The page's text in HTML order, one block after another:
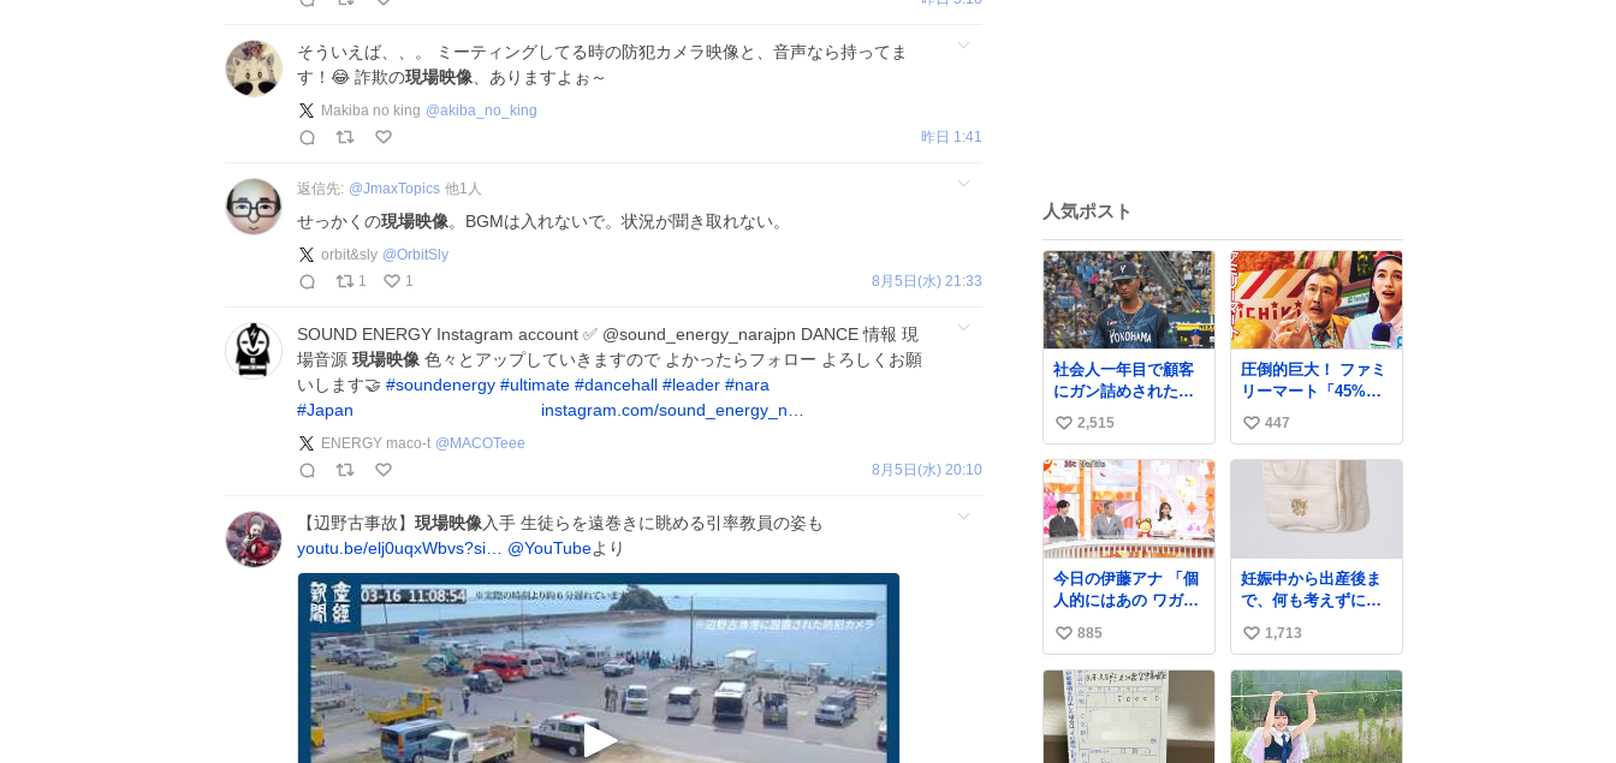
そういえば、、。 ミーティングしてる時の防犯カメラ映像と、音声なら持ってま
す！😂 詐欺の現場映像 、ありますよぉ～
Makiba no king @akiba_no_king
昨日 1:41
返信先: @JmaxTopics 他1 人
せっかくの現場映像。BGMは入れないで。状況が聞き取れない。
orbit&sly @OrbitSly
1
1 8月5日(水) 21:33
SOUND ENERGY Instagram account ✅ @sound_energy_narajpn DANCE 情報 現
場音源 現場映像 色々とアップしていきますので よかったらフォロー よろしくお願
いします🤝 #soundenergy #ultimate #dancehall #leader #nara
#Japan instagram.com/sound_energy_n…
ENERGY maco-t @ MACOTeee
8月5日(水) 20:10
【辺野古事故】 現場映像 入手 生徒らを遠巻きに眺める引率教員の姿も
youtu.be/elj0uqxWbvs?si…
@YouTubeより
人気ポスト
社会人一年目で顧客
にガン詰めされたワ
イみたいな顔してる
い
い
ね
数
2,515
圧倒的巨大！ ファミ
リーマート「45%増
量作戦」には都市伝
説が隠されている、
のかもしれない。
web-
mu.jp/news/79509/
い
い
447
今日の伊藤アナ 「個
人的にはあの ワガマ
マなモモンガを是非
松平さんに成敗して
ほしい」 (手に刀を持
ってモモ○ガを切る仕
草) #ちいかわ #アニ
メちいかわ
い
い
ね
数
885
妊娠中から出産後ま
で、何も考えずにサ
ッと持って行けるよ
うなショルダーバッ
グが欲しいな〜と思
っていたのだけど
snidelでめちゃくち
ゃピッタリなものを
見つけたので買っ
い
い
ね
数
1,713